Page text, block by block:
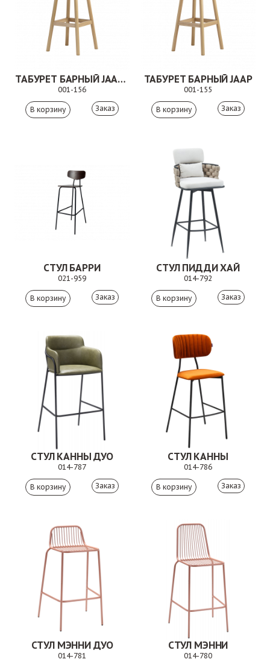
ТАБУРЕТ БАРНЫЙ JAAP S
001-156
Заказ
ТАБУРЕТ БАРНЫЙ JAAP
001-155
Заказ
СТУЛ БАРРИ
021-959
Заказ
СТУЛ ПИДДИ ХАЙ
014-792
Заказ
СТУЛ КАННЫ ДУО
014-787
Заказ
СТУЛ КАННЫ
014-786
Заказ
СТУЛ МЭННИ ДУО
014-781
СТУЛ МЭННИ
014-780